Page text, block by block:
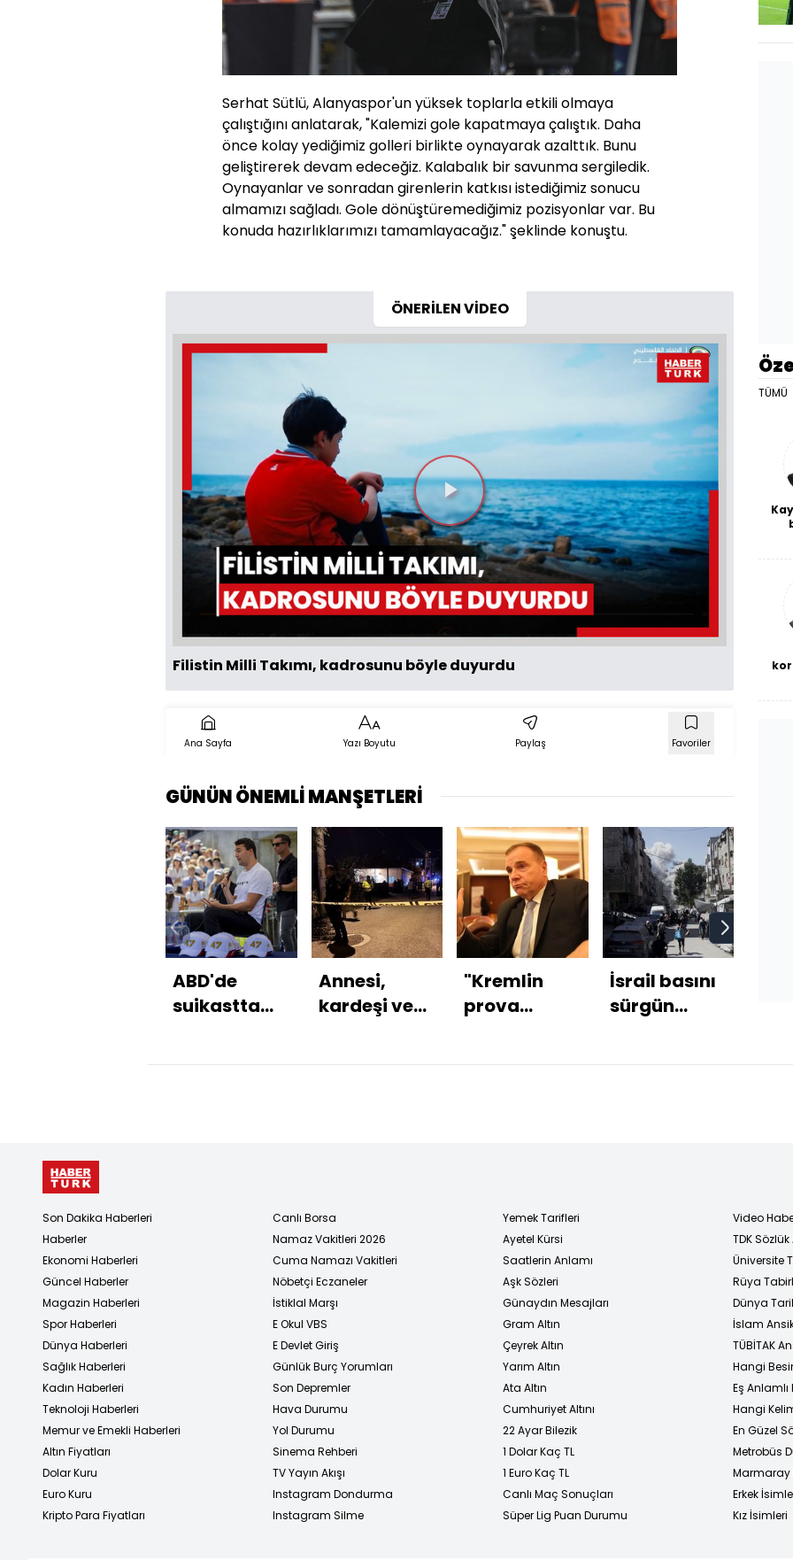
Serhat Sütlü, Alanyaspor'un yüksek toplarla etkili olmaya
çalıştığını anlatarak, "Kalemizi gole kapatmaya çalıştık. Daha
önce kolay yediğimiz golleri birlikte oynayarak azalttık. Bunu
geliştirerek devam edeceğiz. Kalabalık bir savunma sergiledik.
Oynayanlar ve sonradan girenlerin katkısı istediğimiz sonucu
almamızı sağladı. Gole dönüştüremediğimiz pozisyonlar var. Bu
konuda hazırlıklarımızı tamamlayacağız." şeklinde konuştu.
ÖNERİLEN VİDEO
Videoyu
Oynat
Filistin Milli Takımı, kadrosunu böyle duyurdu
Ana Sayfa Yazı Boyutu Paylaş Favoriler
GÜNÜN ÖNEMLİ MANŞETLERİ
ABD'de
suikastta
Annesi,
kardeşi ve
"Kremlin
prova
İsrail basını
sürgün
TÜMÜ
Son Dakika Haberleri
Haberler
Ekonomi Haberleri
Güncel Haberler
Magazin Haberleri
Spor Haberleri
Dünya Haberleri
Sağlık Haberleri
Kadın Haberleri
Teknoloji Haberleri
Memur ve Emekli Haberleri
Altın Fiyatları
Dolar Kuru
Euro Kuru
Kripto Para Fiyatları
Canlı Borsa
Namaz Vakitleri 2026
Cuma Namazı Vakitleri
Nöbetçi Eczaneler
İstiklal Marşı
E Okul VBS
E Devlet Giriş
Günlük Burç Yorumları
Son Depremler
Hava Durumu
Yol Durumu
Sinema Rehberi
TV Yayın Akışı
Instagram Dondurma
Instagram Silme
Yemek Tarifleri
Ayetel Kürsi
Saatlerin Anlamı
Aşk Sözleri
Günaydın Mesajları
Gram Altın
Çeyrek Altın
Yarım Altın
Ata Altın
Cumhuriyet Altını
22 Ayar Bilezik
1 Dolar Kaç TL
1 Euro Kaç TL
Canlı Maç Sonuçları
Süper Lig Puan Durumu
Video
TDK
Üniversite
Rüya
Dünya
İslam
TÜBİTAK
Hangi
Eş
Hangi
En Güzel
Metrobüs
Marmaray
Erkek
Kız İsimleri